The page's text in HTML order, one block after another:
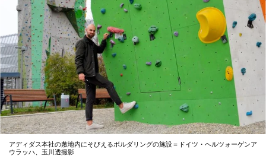
アディダス本社の敷地内にそびえるボルダリングの施設＝ドイツ・ヘルツォーゲンア
ウラッハ、玉川透撮影